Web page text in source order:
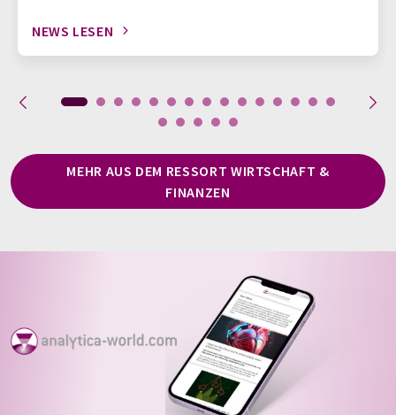
NEWS LESEN
MEHR AUS DEM RESSORT WIRTSCHAFT &
FINANZEN